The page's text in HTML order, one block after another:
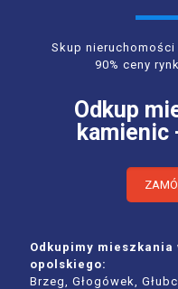
Skup nieruchomości
90% ceny
Odkup
kamienic
Odkupimy
opolskiego:
Brzeg, Głogówek,